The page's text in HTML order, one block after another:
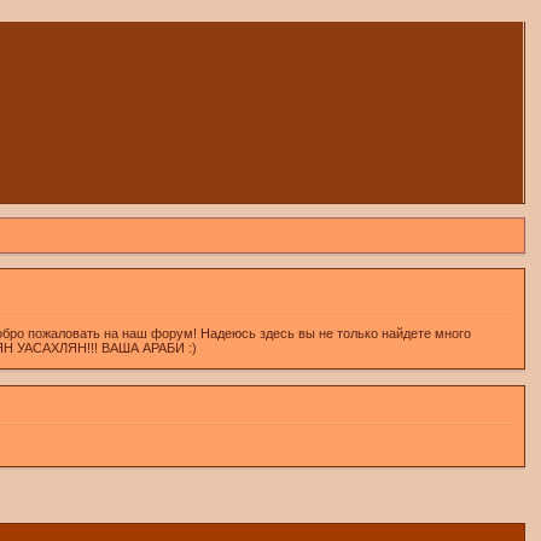
пожаловать на наш форум! Надеюсь здесь вы не только найдете много
УАСАХЛЯН!!! ВАША АРАБИ :)